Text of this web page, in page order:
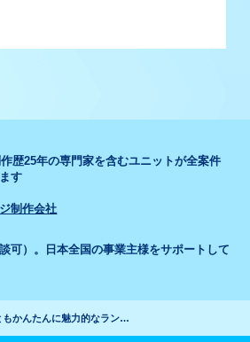
歴25年の専門家を含むユニットが全案件
す
制作会社
可）。日本全国の事業主様をサポートして
んたんに魅力的なランディングページを作る方法